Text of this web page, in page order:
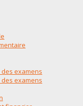
examens
examens